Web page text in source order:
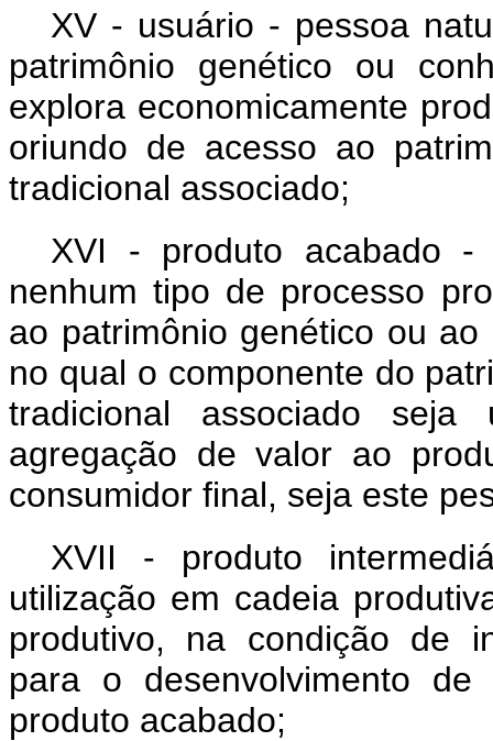
XV - usuário - pessoa
patrimônio genético ou
explora economicamente
oriundo de acesso ao
tradicional associado;
XVI - produto acabado -
nenhum tipo de processo
ao patrimônio genético ou
no qual o componente do
tradicional associado
agregação de valor ao
consumidor final, seja este
XVII - produto
utilização em cadeia
produtivo, na condição de
para o desenvolvimento
produto acabado;